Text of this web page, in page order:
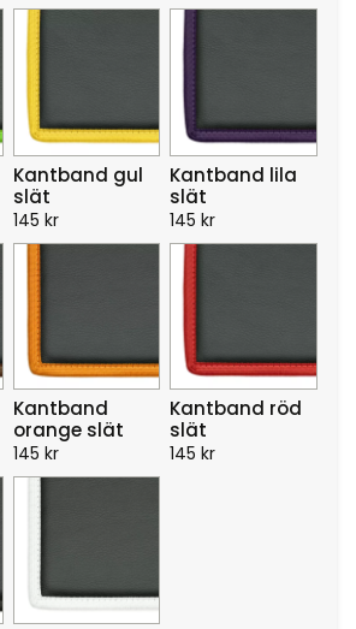
Kantband gul
slät
145 kr
Kantband lila
slät
145 kr
Kantband
orange slät
145 kr
Kantband röd
slät
145 kr